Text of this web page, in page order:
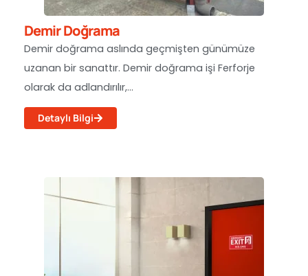
Demir Doğrama
Demir doğrama aslında geçmişten günümüze
uzanan bir sanattır. Demir doğrama işi Ferforje
olarak da adlandırılır,...
Detaylı Bilgi